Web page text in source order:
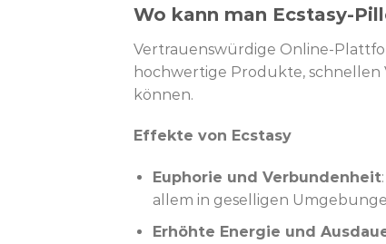
Wo kann man Ecstasy-
Vertrauenswürdige Online-
hochwertige Produkte, schnellen
können.
Effekte von Ecstasy
Euphorie und Verbundenheit
allem in geselligen
Erhöhte Energie und